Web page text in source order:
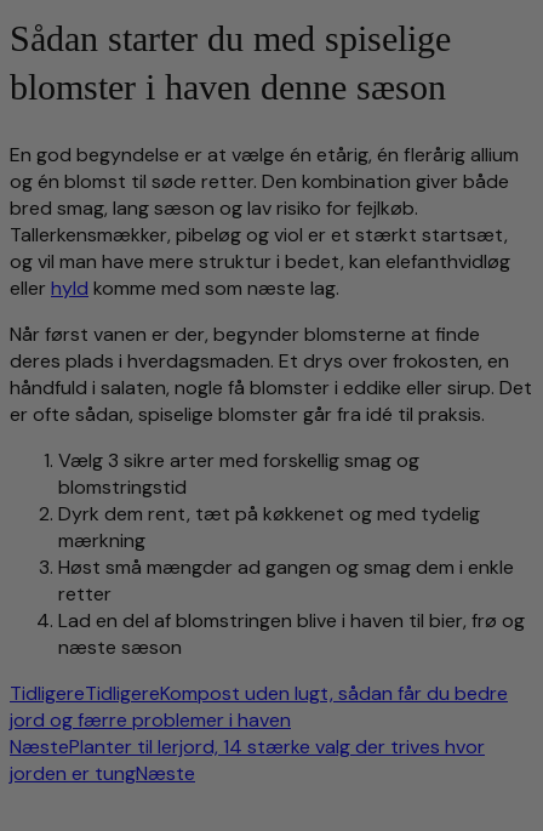
Sådan starter du med spiselige
blomster i haven denne sæson
En god begyndelse er at vælge én etårig, én flerårig allium
og én blomst til søde retter. Den kombination giver både
bred smag, lang sæson og lav risiko for fejlkøb.
Tallerkensmækker, pibeløg og viol er et stærkt startsæt,
og vil man have mere struktur i bedet, kan elefanthvidløg
eller hyld komme med som næste lag.
Når først vanen er der, begynder blomsterne at finde
deres plads i hverdagsmaden. Et drys over frokosten, en
håndfuld i salaten, nogle få blomster i eddike eller sirup. Det
er ofte sådan, spiselige blomster går fra idé til praksis.
Vælg 3 sikre arter med forskellig smag og
blomstringstid
Dyrk dem rent, tæt på køkkenet og med tydelig
mærkning
Høst små mængder ad gangen og smag dem i enkle
retter
Lad en del af blomstringen blive i haven til bier, frø og
næste sæson
TidligereTidligereKompost uden lugt, sådan får du bedre
jord og færre problemer i haven
NæstePlanter til lerjord, 14 stærke valg der trives hvor
jorden er tungNæste